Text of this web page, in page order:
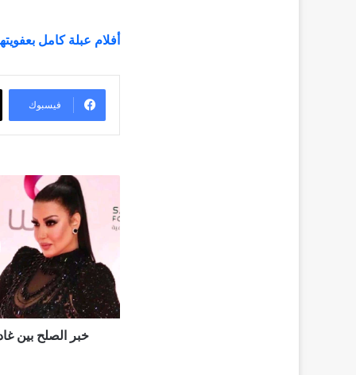
أفلام عبلة كامل
فيسبوك
بين
غادة
الرازق
المنتج
تامر
خبر الصلح بين